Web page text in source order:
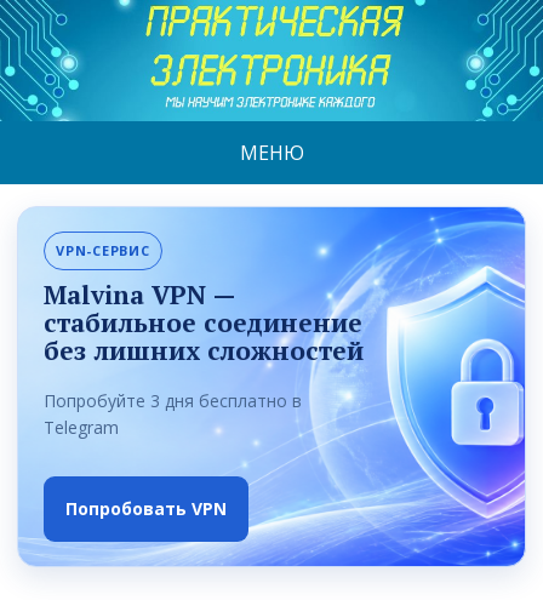
МЕНЮ
VPN-СЕРВИС
Malvina VPN —
стабильное соединение
без лишних сложностей
Попробуйте 3 дня бесплатно в
Telegram
Попробовать VPN